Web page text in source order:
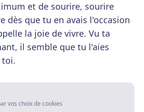
et de sourire, sourire
dès que tu en avais l'occasion
la joie de vivre. Vu ta
il semble que tu l'aies
toi.
vos choix de cookies